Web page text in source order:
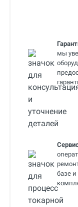
мы
базе